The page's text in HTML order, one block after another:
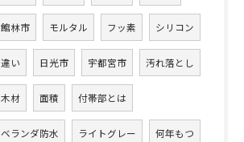
館林市 モルタル フッ素 シリコン
違い 日光市 宇都宮市 汚れ落とし
木材 面積 付帯部とは
ベランダ防水 ライトグレー 何年もつ